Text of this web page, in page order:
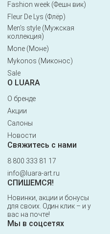
Fashion week (Фешн вик)
Fleur De Lys (Флёр)
Men's style (Мужская
коллекция)
Mone (Моне)
Mykonos (Миконос)
Sale
О LUARA
О бренде
Акции
Салоны
Новости
Свяжитесь с нами
8 800 333 81 17
info@luara-art.ru
СПИШЕМСЯ!
Новинки, акции и бонусы
для своих. Один клик – и у
вас на почте!
Мы в соцсетях